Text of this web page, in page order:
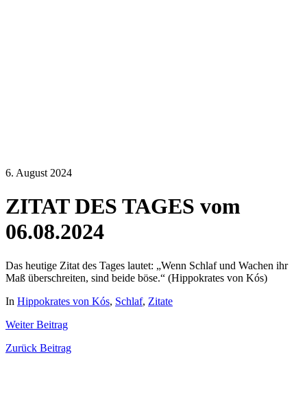
6. August 2024
ZITAT DES TAGES vom
06.08.2024
Das heutige Zitat des Tages lautet: „Wenn Schlaf und Wachen ihr
Maß überschreiten, sind beide böse.“ (Hippokrates von Kós)
In Hippokrates von Kós, Schlaf, Zitate
WeiterBeitrag
Zurück Beitrag